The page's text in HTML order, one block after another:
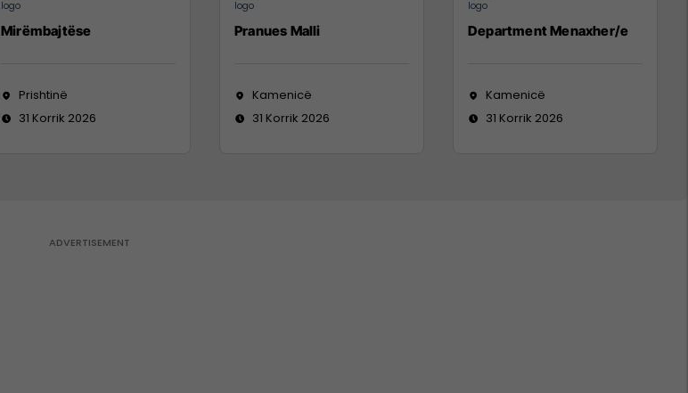
Mirëmbajtëse
Prishtinë
31 Korrik 2026
Pranues Malli
Kamenicë
31 Korrik 2026
Department Menaxher/e
Kamenicë
31 Korrik 2026